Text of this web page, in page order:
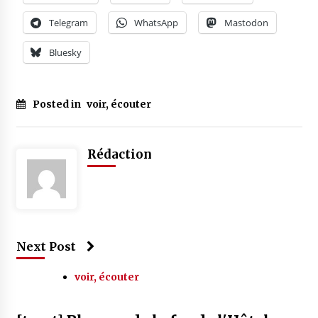
Telegram WhatsApp Mastodon
Bluesky
Posted in voir, écouter
Rédaction
Next Post
voir, écouter